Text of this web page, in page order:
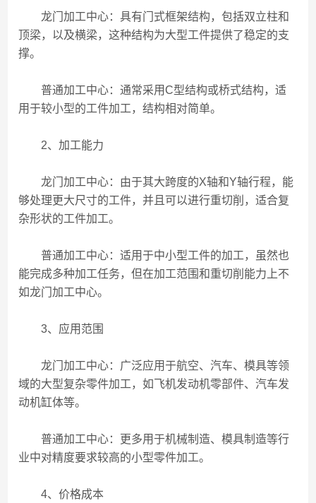
龙门加工中心：具有门式框架结构，包括双立柱和
顶梁，以及横梁，这种结构为大型工件提供了稳定的支
撑。
普通加工中心：通常采用C型结构或桥式结构，适
用于较小型的工件加工，结构相对简单。
2、加工能力
龙门加工中心：由于其大跨度的X轴和Y轴行程，能
够处理更大尺寸的工件，并且可以进行重切削，适合复
杂形状的工件加工。
普通加工中心：适用于中小型工件的加工，虽然也
能完成多种加工任务，但在加工范围和重切削能力上不
如龙门加工中心。
3、应用范围
龙门加工中心：广泛应用于航空、汽车、模具等领
域的大型复杂零件加工，如飞机发动机零部件、汽车发
动机缸体等。
普通加工中心：更多用于机械制造、模具制造等行
业中对精度要求较高的小型零件加工。
4、价格成本